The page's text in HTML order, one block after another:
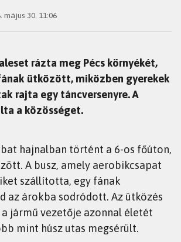
május 30. 11:06
rázta meg Pécs környékét,
ütközött, miközben gyerekek
rajta egy táncversenyre. A
a közösséget.
hajnalban történt a 6-os főúton,
A busz, amely aerobikcsapat
szállította, egy fának
az árokba sodródott. Az ütközés
jármű vezetője azonnal életét
mint húsz utas megsérült.